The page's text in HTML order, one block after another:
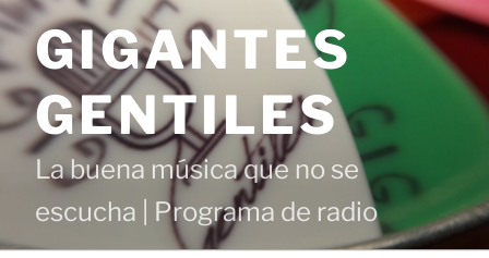
Saltar
contenido
GIGANTES
GENTILES
La buena música que no se
escucha | Programa de radio